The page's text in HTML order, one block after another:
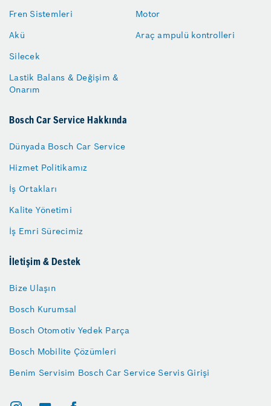
Fren Sistemleri
Akü
Silecek
Lastik Balans & Değişim &
Onarım
Motor
Araç ampulü kontrolleri
Bosch Car Service Hakkında
Dünyada Bosch Car Service
Hizmet Politikamız
İş Ortakları
Kalite Yönetimi
İş Emri Sürecimiz
İletişim & Destek
Bize Ulaşın
Bosch Kurumsal
Bosch Otomotiv Yedek Parça
Bosch Mobilite Çözümleri
Benim Servisim Bosch Car Service Servis Girişi